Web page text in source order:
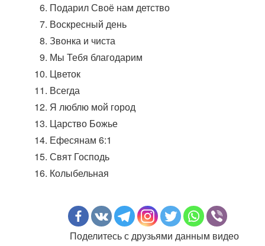
Подарил Своё нам детство
Воскресный день
Звонка и чиста
Мы Тебя благодарим
Цветок
Всегда
Я люблю мой город
Царство Божье
Ефесянам 6:1
Свят Господь
Колыбельная
Поделитесь с друзьями данным видео